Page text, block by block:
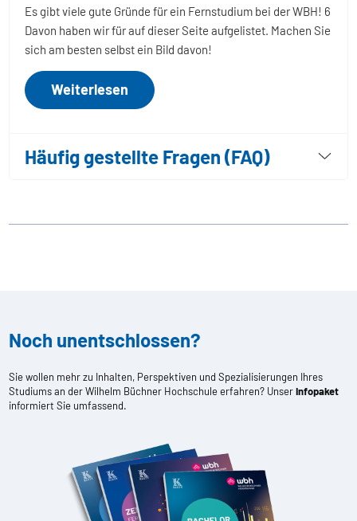
Es gibt viele gute Gründe für ein Fernstudium bei der WBH! 6
Davon haben wir für auf dieser Seite aufgelistet. Machen Sie
sich am besten selbst ein Bild davon!
Weiterlesen
Häufig gestellte Fragen (FAQ)
Noch unentschlossen?
Sie wollen mehr zu Inhalten, Perspektiven und Spezialisierungen Ihres
Studiums an der Wilhelm Büchner Hochschule erfahren? UnserInfopaket
informiert Sie umfassend.